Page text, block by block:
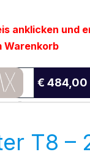
anklicken und
Warenkorb
€ 484,00
T8 –